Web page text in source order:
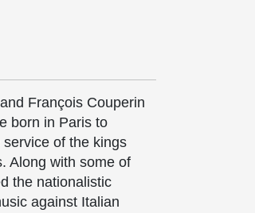
François Couperin
born in Paris to
of the kings
Along with some of
the nationalistic
against Italian